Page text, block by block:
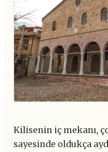
Kilisenin iç mekanı,
sayesinde oldukça